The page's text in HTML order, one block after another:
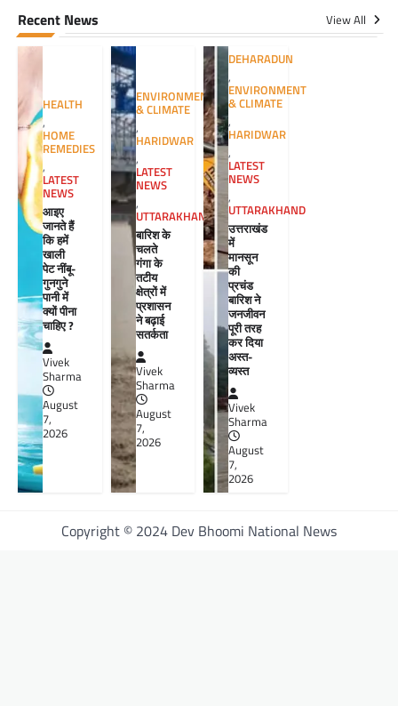
Recent News View All
HEALTH
,
HOME
REMEDIES
,
LATEST
NEWS
आइए
जानते हैं
कि हमें
खाली
पेट नींबू-
गुनगुने
पानी में
क्यों पीना
चाहिए ?
Vivek
Sharma
August
7,
2026
ENVIRONMENT
& CLIMATE
,
HARIDWAR
,
LATEST
NEWS
,
UTTARAKHAND
बारिश के
चलते
गंगा के
तटीय
क्षेत्रों में
प्रशासन
ने बढ़ाई
सतर्कता
Vivek
Sharma
August
7,
2026
DEHARADUN
,
ENVIRONMENT
& CLIMATE
,
HARIDWAR
,
LATEST
NEWS
,
UTTARAKHAND
उत्तराखंड
में
मानसून
की
प्रचंड
बारिश ने
जनजीवन
पूरी तरह
कर दिया
अस्त-
व्यस्त
Vivek
Sharma
August
7,
2026
Copyright © 2024 Dev Bhoomi National News